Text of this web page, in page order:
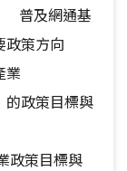
普及網通基
政策方向
業
的政策目標與
政策目標與